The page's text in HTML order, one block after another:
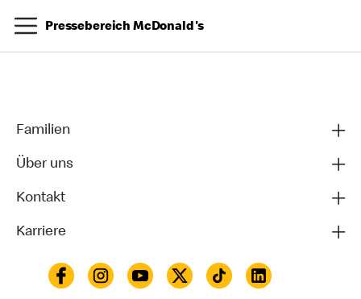
Pressebereich McDonald's
Familien
Über uns
Kontakt
Karriere